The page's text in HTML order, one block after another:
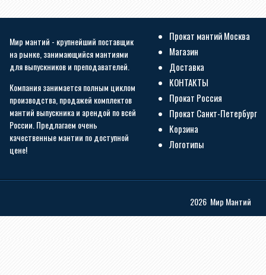
Мир мантий - крупнейший поставщик
на рынке, занимающийся мантиями
для выпускников и преподавателей.
Компания занимается полным циклом
производства, продажей комплектов
мантий выпускника и арендой по всей
России. Предлагаем очень
качественные мантии по доступной
цене!
Прокат мантий Москва
Магазин
Доставка
КОНТАКТЫ
Прокат Россия
Прокат Санкт-Петербург
Корзина
Логотипы
2026 Мир Мантий